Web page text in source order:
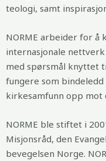
teologi, samt
NORME arbeider for å
internasjonale
med spørsmål knyttet
fungere som
kirkesamfunn opp mot
NORME ble stiftet i
Misjonsråd, den
bevegelsen Norge.